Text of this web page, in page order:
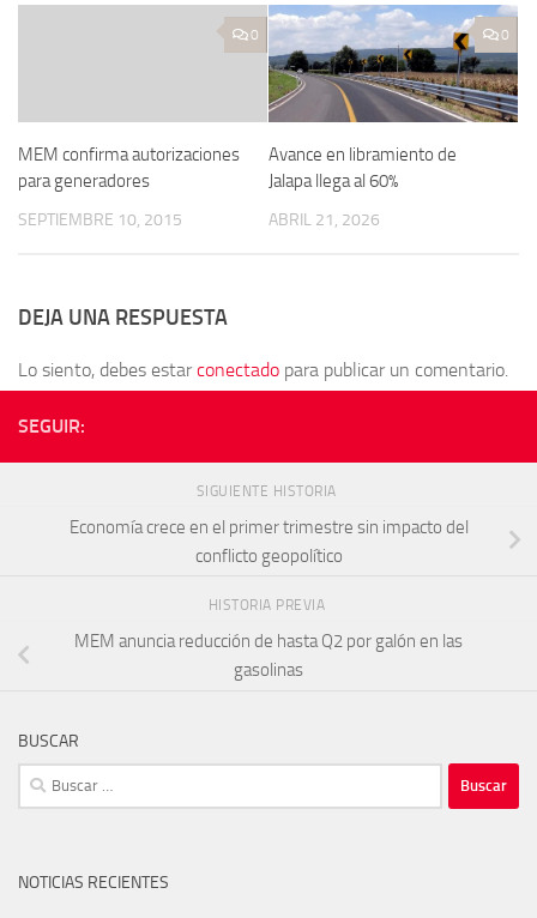
0
MEM confirma autorizaciones
para generadores
SEPTIEMBRE 10, 2015
0
Avance en libramiento de
Jalapa llega al 60%
ABRIL 21, 2026
DEJA UNA RESPUESTA
Lo siento, debes estarconectado para publicar un comentario.
SEGUIR:
SIGUIENTE HISTORIA
Economía crece en el primer trimestre sin impacto del
conflicto geopolítico
HISTORIA PREVIA
MEM anuncia reducción de hasta Q2 por galón en las
gasolinas
BUSCAR
Buscar:
NOTICIAS RECIENTES